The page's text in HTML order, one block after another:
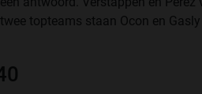
topteams staan Ocon en